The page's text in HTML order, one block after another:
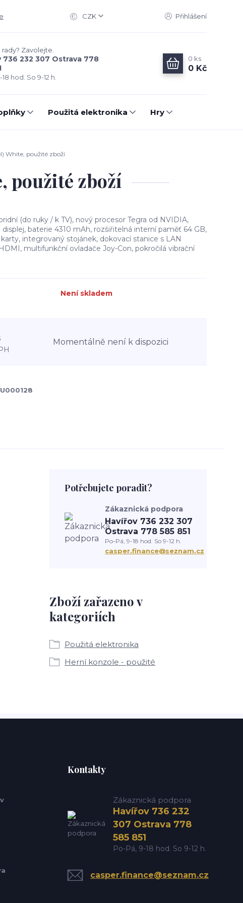
CZK Přihlášení
rady? Zavolejte.
736 232 307 Ostrava 778
hod. So 9-12 h.
0 ks
0 Kč
Použitá elektronika Hry
White, použité zboží
použité zboží
(do ruky / k TV), nový procesor Tegra od NVIDIA,
displej, baterie 4310 mAh, rozšiřitelná interní paměť 64 GB,
integrovaný stojánek, dokovací stanice s LAN
multifunkční ovladače Joy-Con, pokročilá vibrační
Není skladem
Momentálně není k dispozici
Zboží zařazeno v
kategoriích
Použitá elektronika
Herní konzole - použité
Potřebujete poradit?
Zákaznická podpora
Havířov 736 232 307
Ostrava 778 585 851
Po-Pá, 9-18 hod. So 9-12 h.
casper.finance@seznam.cz
Kontakty
Zákaznická podpora
Havířov 736 232
307 Ostrava 778
585 851
Po-Pá, 9-18 hod. So 9-12 h.
casper.finance@seznam.cz